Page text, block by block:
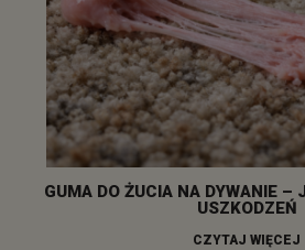
GUMA DO ŻUCIA NA DYWANIE –
USZKODZEŃ
CZYTAJ WIĘCEJ